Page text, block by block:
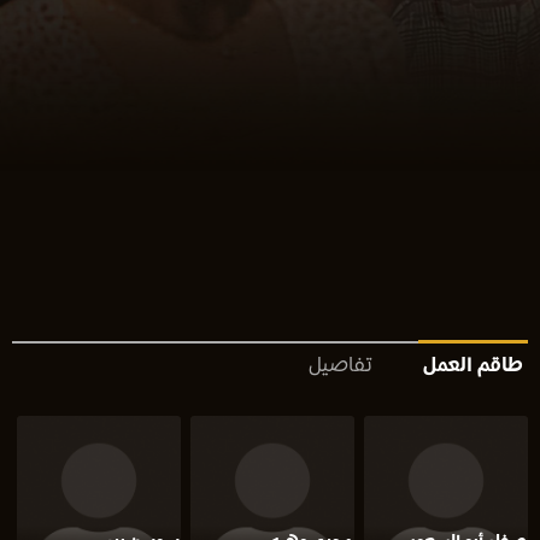
طاقم العمل تفاصيل